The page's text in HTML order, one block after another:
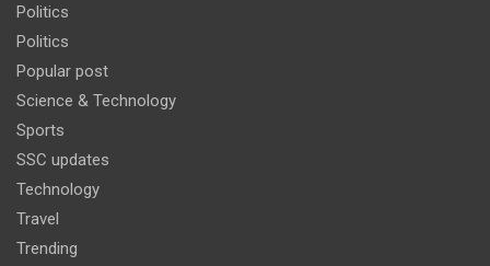
Politics
Politics
Popular post
Science & Technology
Sports
SSC updates
Technology
Travel
Trending